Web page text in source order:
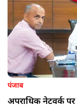
पंजाब
अपराधिक नेटवर्क पर